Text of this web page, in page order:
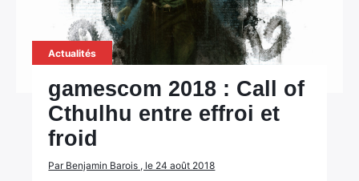
Actualités
gamescom 2018 : Call of
Cthulhu entre effroi et
froid
Par Benjamin Barois , le 24 août 2018